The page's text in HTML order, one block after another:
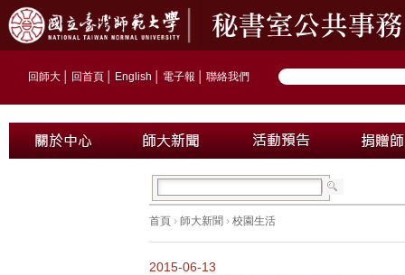
回師大 回首頁 English 電子報 聯絡我們
首頁 › 師大新聞 › 校園生活
2015-06-13